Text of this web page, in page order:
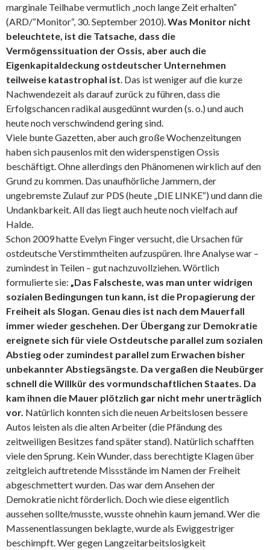
marginale Teilhabe vermutlich „noch lange Zeit erhalten“
(ARD/“Monitor“, 30. September 2010).Was Monitor nicht
beleuchtete, ist die Tatsache, dass die
Vermögenssituation der Ossis, aber auch die
Eigenkapitaldeckung ostdeutscher Unternehmen
teilweise katastrophal ist. Das ist weniger auf die kurze
Nachwendezeit als darauf zurück zu führen, dass die
Erfolgschancen radikal ausgedünnt wurden (s. o.) und auch
heute noch verschwindend gering sind.
Viele bunte Gazetten, aber auch große Wochenzeitungen
haben sich pausenlos mit den widerspenstigen Ossis
beschäftigt. Ohne allerdings den Phänomenen wirklich auf den
Grund zu kommen. Das unaufhörliche Jammern, der
ungebremste Zulauf zur PDS (heute „DIE LINKE“) und dann die
Undankbarkeit. All das liegt auch heute noch vielfach auf
Halde.
Schon 2009 hatte Evelyn Finger versucht, die Ursachen für
ostdeutsche Verstimmtheiten aufzuspüren. Ihre Analyse war –
zumindest in Teilen – gut nachzuvollziehen. Wörtlich
formulierte sie: „Das Falscheste, was man unter widrigen
sozialen Bedingungen tun kann, ist die Propagierung der
Freiheit als Slogan. Genau dies ist nach dem Mauerfall
immer wieder geschehen. Der Übergang zur Demokratie
ereignete sich für viele Ostdeutsche parallel zum sozialen
Abstieg oder zumindest parallel zum Erwachen bisher
unbekannter Abstiegsängste. Da vergaßen die Neubürger
schnell die Willkür des vormundschaftlichen Staates. Da
kam ihnen die Mauer plötzlich gar nicht mehr unerträglich
vor. Natürlich konnten sich die neuen Arbeitslosen bessere
Autos leisten als die alten Arbeiter (die Pfändung des
zeitweiligen Besitzes fand später stand). Natürlich schafften
viele den Sprung. Kein Wunder, dass berechtigte Klagen über
zeitgleich auftretende Missstände im Namen der Freiheit
abgeschmettert wurden. Das war dem Ansehen der
Demokratie nicht förderlich. Doch wie diese eigentlich
aussehen sollte/musste, wusste ohnehin kaum jemand. Wer die
Massenentlassungen beklagte, wurde als Ewiggestriger
beschimpft. Wer gegen Langzeitarbeitslosigkeit